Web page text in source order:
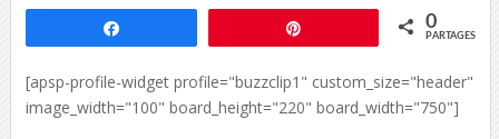
0
PARTAGES
[apsp-profile-widget profile="buzzclip1" custom_size="header"
image_width="100" board_height="220" board_width="750"]